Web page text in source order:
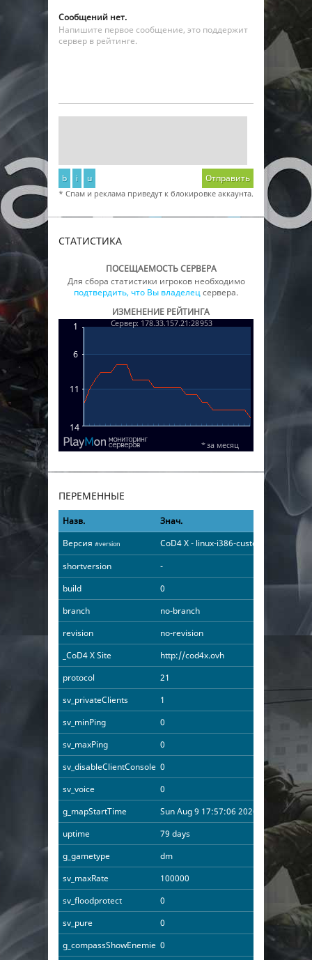
Сообщений нет.
Напишите первое сообщение, это поддержит
сервер в рейтинге.
b i u Отправить
* Спам и реклама приведут к блокировке аккаунта.
СТАТИСТИКА
ПОСЕЩАЕМОСТЬ СЕРВЕРА
Для сбора статистики игроков необходимо
подтвердить, что Вы владелецсервера.
ИЗМЕНЕНИЕ РЕЙТИНГА
ПЕРЕМЕННЫЕ
Назв.
Знач.
Версия #version
CoD4 X - linux-i386-custom build 0
shortversion
-
build
0
branch
no-branch
revision
no-revision
_CoD4 X Site
http://cod4x.ovh
protocol
21
sv_privateClients
1
sv_minPing
0
sv_maxPing
0
sv_disableClientConsole 0
sv_voice
0
g_mapStartTime
Sun Aug 9 17:57:06 2026
uptime
79 days
g_gametype
dm
sv_maxRate
100000
sv_floodprotect
0
sv_pure
0
g_compassShowEnemies 0